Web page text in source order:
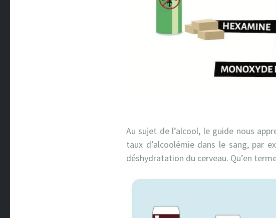
Au sujet de l’alcool, le guide nous
taux d’alcoolémie dans le sang, par
déshydratation du cerveau. Qu’en